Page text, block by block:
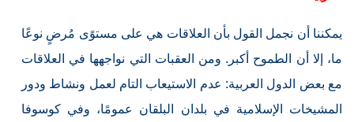
يمكننا أن نجمل القول بأن العلاقات هي على مستوًى مُرضٍ نوعًا
ما، إلا أن الطموح أكبر. ومن العقبات التي نواجهها في العلاقات
مع بعض الدول العربية: عدم الاستيعاب التام لعمل ونشاط ودور
المشيخات الإسلامية في بلدان البلقان عمومًا، وفي كوسوفا